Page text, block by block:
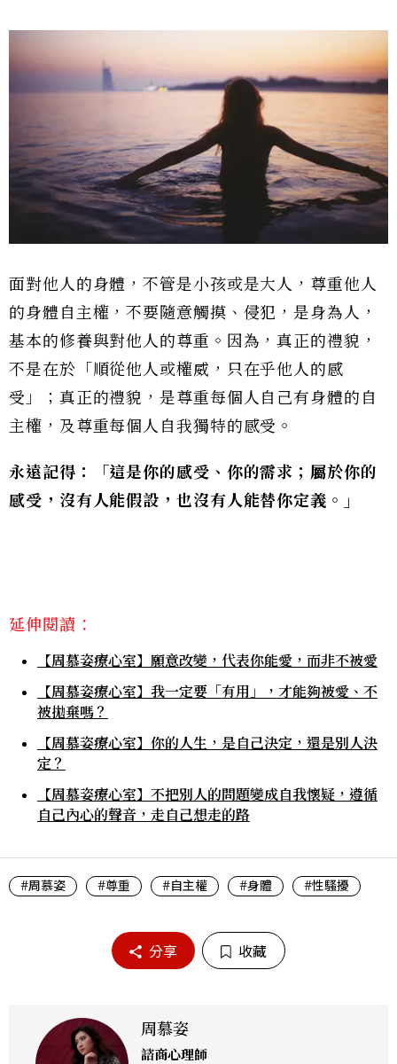
面對他人的身體，不管是小孩或是大人，尊重他人
的身體自主權，不要隨意觸摸、侵犯，是身為人，
基本的修養與對他人的尊重。因為，真正的禮貌，
不是在於「順從他人或權威，只在乎他人的感
受」；真正的禮貌，是尊重每個人自己有身體的自
主權，及尊重每個人自我獨特的感受。
永遠記得：「這是你的感受、你的需求；屬於你的
感受，沒有人能假設，也沒有人能替你定義。」
延伸閱讀：
【周慕姿療心室】願意改變，代表你能愛，而非不被愛
【周慕姿療心室】我一定要「有用」，才能夠被愛、不
被拋棄嗎？
【周慕姿療心室】你的人生，是自己決定，還是別人決
定？
【周慕姿療心室】不把別人的問題變成自我懷疑，遵循
自己內心的聲音，走自己想走的路
#周慕姿 #尊重 #自主權 #身體 #性騷擾
分享 收藏
周慕姿
諮商心理師